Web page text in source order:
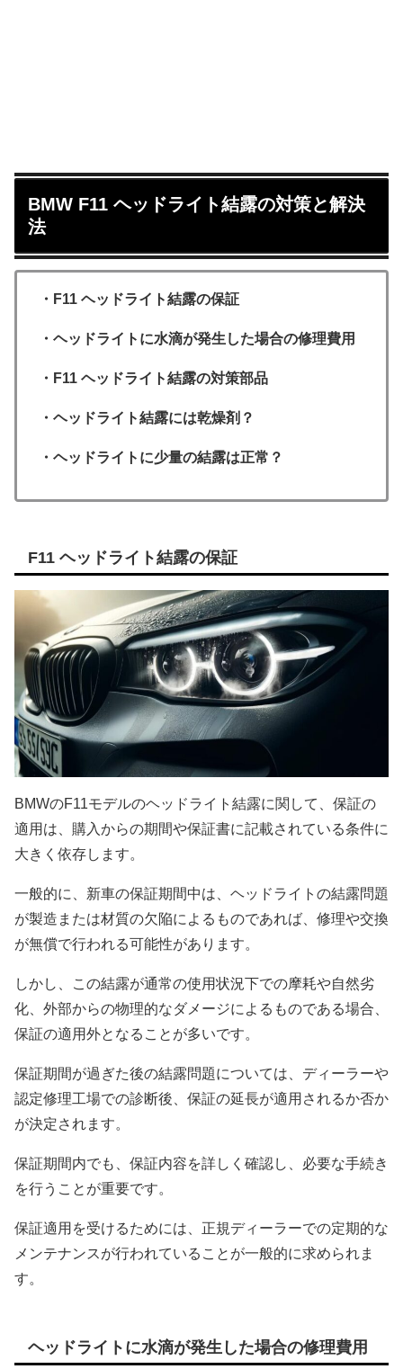
BMW F11 ヘッドライト結露の対策と解決
法
・F11 ヘッドライト結露の保証
・ヘッドライトに水滴が発生した場合の修理費用
・F11 ヘッドライト結露の対策部品
・ヘッドライト結露には乾燥剤？
・ヘッドライトに少量の結露は正常？
F11 ヘッドライト結露の保証
BMWのF11モデルのヘッドライト結露に関して、保証の
適用は、購入からの期間や保証書に記載されている条件に
大きく依存します。
一般的に、新車の保証期間中は、ヘッドライトの結露問題
が製造または材質の欠陥によるものであれば、修理や交換
が無償で行われる可能性があります。
しかし、この結露が通常の使用状況下での摩耗や自然劣
化、外部からの物理的なダメージによるものである場合、
保証の適用外となることが多いです。
保証期間が過ぎた後の結露問題については、ディーラーや
認定修理工場での診断後、保証の延長が適用されるか否か
が決定されます。
保証期間内でも、保証内容を詳しく確認し、必要な手続き
を行うことが重要です。
保証適用を受けるためには、正規ディーラーでの定期的な
メンテナンスが行われていることが一般的に求められま
す。
ヘッドライトに水滴が発生した場合の修理費用